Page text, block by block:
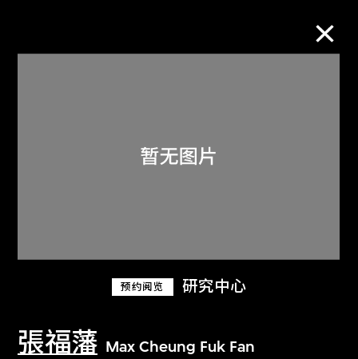
预约阅览 研究中心
張福藩 Max Cheung Fuk Fan
关于M+藏品
探索世界顶级的二十及二十一世纪视觉
文化藏品。